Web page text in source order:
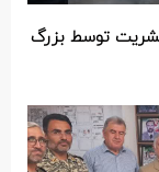
توسط بزرگ